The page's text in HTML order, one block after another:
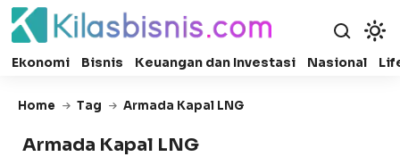
Ekonomi Bisnis Keuangan dan Investasi Nasional
Home Tag Armada Kapal LNG
Armada Kapal LNG